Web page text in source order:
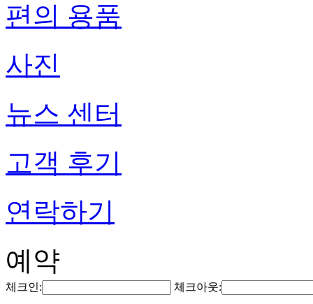
편의 용품
사진
뉴스 센터
고객 후기
연락하기
예약
체크인: 체크아웃: